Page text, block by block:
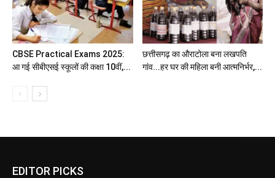
CBSE Practical Exams 2025:
आ गई सीबीएसई स्कूलों की कक्षा 10वीं,...
छत्तीसगढ़ का औराटोला बना लखपति
गांव...हर घर की महिला बनी आत्मनिर्भर,...
EDITOR PICKS